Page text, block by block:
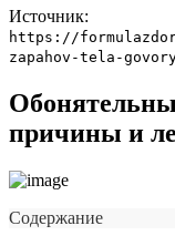
Источник:
https://
zapahov-tela-
причины и
Содержание